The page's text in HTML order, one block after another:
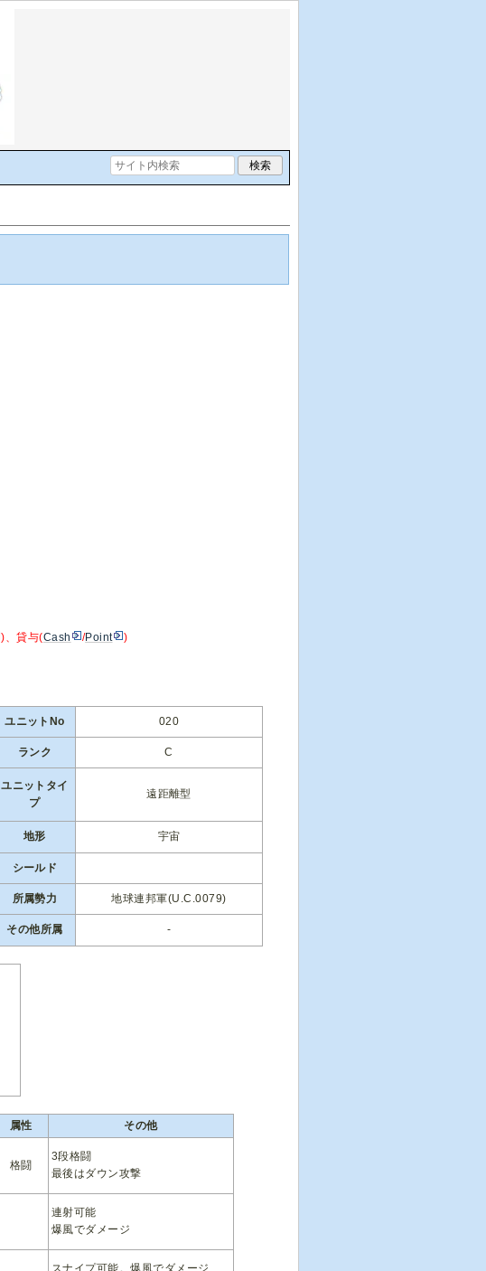
)、貸与(Cash /Point
)
ユニットNo 020
ランク C
ユニットタイ
プ
遠距離型
地形 宇宙
シールド
所属勢力 地球連邦軍(U.C.0079)
その他所属 -
属性 その他
格闘
3段格闘
最後はダウン攻撃
連射可能
爆風でダメージ
スナイプ可能。爆風でダメージ